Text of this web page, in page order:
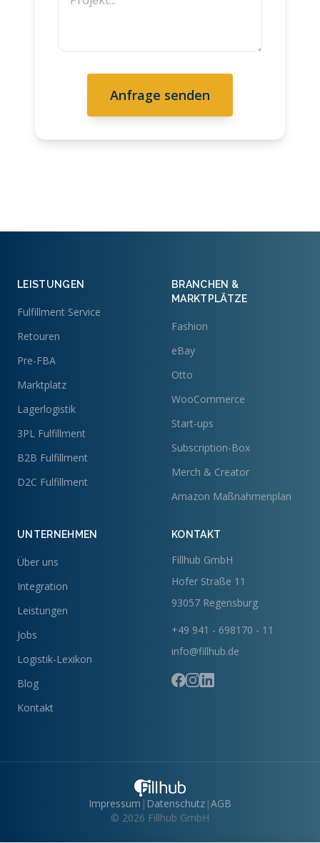
Anfrage senden
LEISTUNGEN
Fulfillment Service
Retouren
Pre-FBA
Marktplatz
Lagerlogistik
3PL Fulfillment
B2B Fulfillment
D2C Fulfillment
BRANCHEN &
MARKTPLÄTZE
Fashion
eBay
Otto
WooCommerce
Start-ups
Subscription-Box
Merch & Creator
Amazon Maßnahmenplan
UNTERNEHMEN
Über uns
Integration
Leistungen
Jobs
Logistik-Lexikon
Blog
Kontakt
KONTAKT
Fillhub GmbH
Hofer Straße 11
93057 Regensburg
+49 941 - 698170 - 11
info@fillhub.de
Impressum | Datenschutz |AGB
© 2026 Fillhub GmbH